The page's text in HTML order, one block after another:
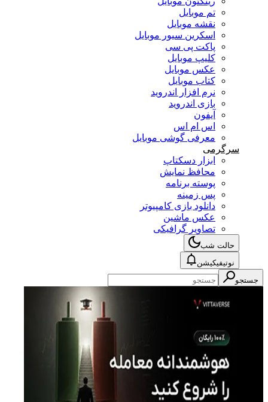
تم موبایل
نقشه موبایل
اسکرین سیور موبایل
پاکت پی سی
کلیپ موبایل
عکس موبایل
کتاب موبایل
نرم افزار اندروید
بازی اندروید
آیفون
اس ام اس
معرفی گوشی موبایل
سرگرمی
ابزار دسکتاپ
محافظ نمایش
پوسته برنامه
پس زمینه
دانلود بازی کامپیوتر
عکس ماشین
تصاویر گرافیکی
حالت شب
نوتیفیکیشن
جستجو